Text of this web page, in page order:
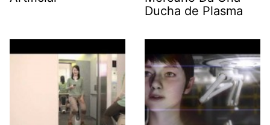
Ducha de Plasma